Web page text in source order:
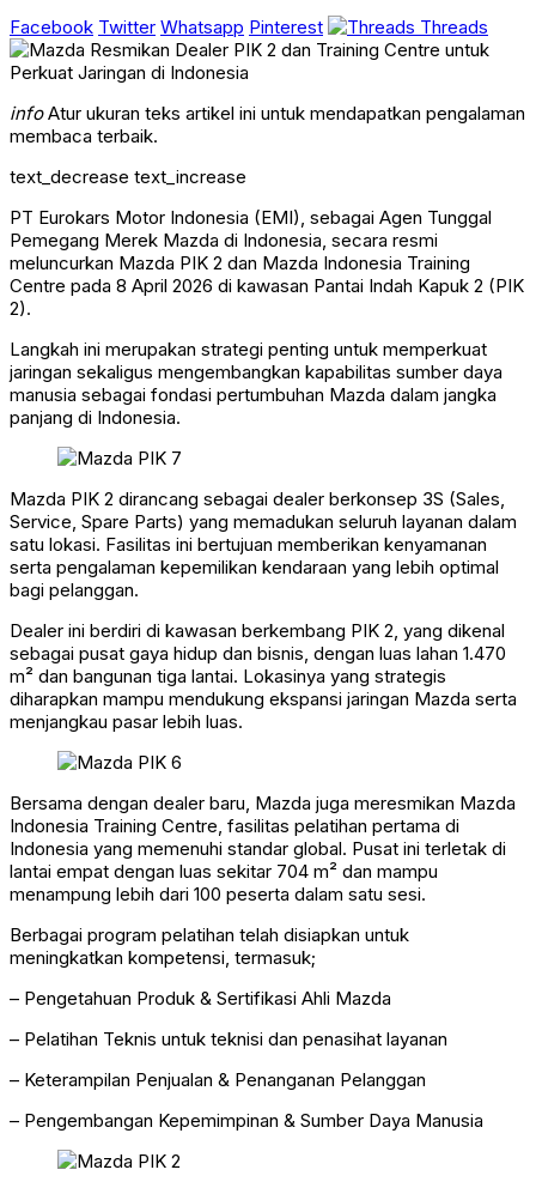
Facebook Twitter Whatsapp Pinterest Threads
infoAtur ukuran teks artikel ini untuk mendapatkan pengalaman
membaca terbaik.
text_decrease text_increase
PT Eurokars Motor Indonesia (EMI), sebagai Agen Tunggal
Pemegang Merek Mazda di Indonesia, secara resmi
meluncurkan Mazda PIK 2 dan Mazda Indonesia Training
Centre pada 8 April 2026 di kawasan Pantai Indah Kapuk 2 (PIK
2).
Langkah ini merupakan strategi penting untuk memperkuat
jaringan sekaligus mengembangkan kapabilitas sumber daya
manusia sebagai fondasi pertumbuhan Mazda dalam jangka
panjang di Indonesia.
Mazda PIK 2 dirancang sebagai dealer berkonsep 3S (Sales,
Service, Spare Parts) yang memadukan seluruh layanan dalam
satu lokasi. Fasilitas ini bertujuan memberikan kenyamanan
serta pengalaman kepemilikan kendaraan yang lebih optimal
bagi pelanggan.
Dealer ini berdiri di kawasan berkembang PIK 2, yang dikenal
sebagai pusat gaya hidup dan bisnis, dengan luas lahan 1.470
m² dan bangunan tiga lantai. Lokasinya yang strategis
diharapkan mampu mendukung ekspansi jaringan Mazda serta
menjangkau pasar lebih luas.
Bersama dengan dealer baru, Mazda juga meresmikan Mazda
Indonesia Training Centre, fasilitas pelatihan pertama di
Indonesia yang memenuhi standar global. Pusat ini terletak di
lantai empat dengan luas sekitar 704 m² dan mampu
menampung lebih dari 100 peserta dalam satu sesi.
Berbagai program pelatihan telah disiapkan untuk
meningkatkan kompetensi, termasuk;
– Pengetahuan Produk & Sertifikasi Ahli Mazda
– Pelatihan Teknis untuk teknisi dan penasihat layanan
– Keterampilan Penjualan & Penanganan Pelanggan
– Pengembangan Kepemimpinan & Sumber Daya Manusia